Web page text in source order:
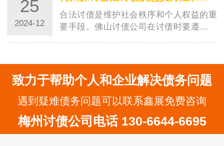
25
2024-12
合法讨债是维护社会秩序和个人权益的重
要手段。佛山讨债公司在讨债时要遵守法
致力于帮助个人和企业解决债务问题
遇到疑难债务问题可以联系鑫展免费咨询
梅州讨债公司电话 130-6644-6695